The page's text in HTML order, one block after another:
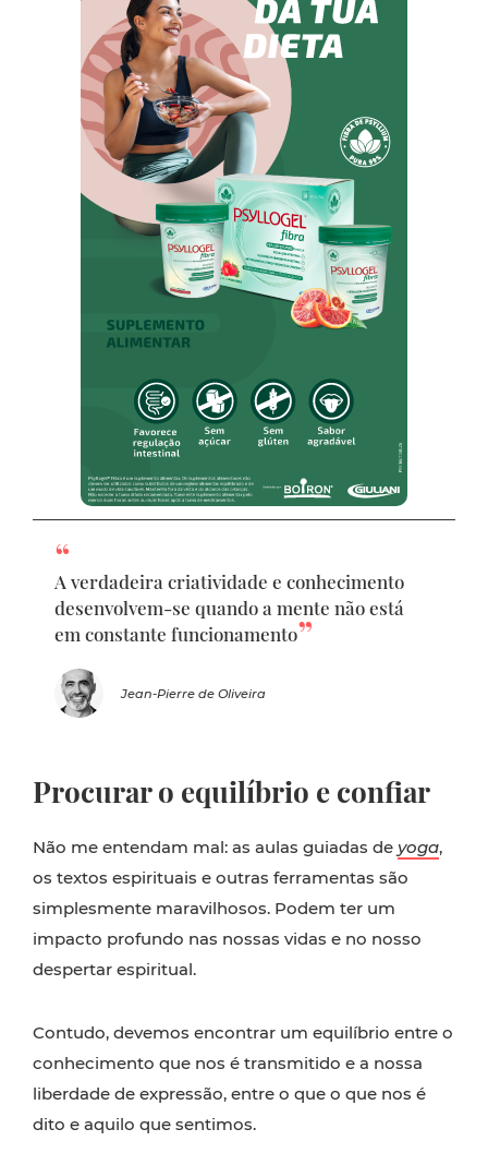
A verdadeira criatividade e conhecimento
desenvolvem-se quando a mente não está
em constante funcionamento
Jean-Pierre de Oliveira
Procurar o equilíbrio e confiar
Não me entendam mal: as aulas guiadas de yoga,
os textos espirituais e outras ferramentas são
simplesmente maravilhosos. Podem ter um
impacto profundo nas nossas vidas e no nosso
despertar espiritual.
Contudo, devemos encontrar um equilíbrio entre o
conhecimento que nos é transmitido e a nossa
liberdade de expressão, entre o que o que nos é
dito e aquilo que sentimos.